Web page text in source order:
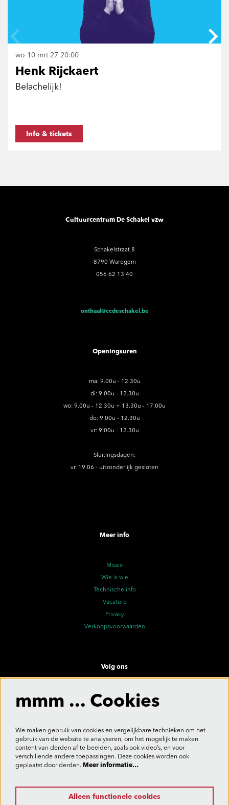
Henk Rijckaert
Belachelijk!
wo 10 mrt 27 20:00
Info & tickets
Cultuurcentrum De Schakel vzw
Schakelstraat 8
8790 Waregem
056 62 13 40
onthaal@ccdeschakel.be
Openingsuren
ma: 9.00u - 12.30u
di: 9.00u - 12.30u
wo: 9.00u - 12.30u + 13.30u - 17.00u
do: 9.00u - 12.30u
vr: 9.00u - 12.30u
Sluitingsdagen:
vr. 19.06 - uitzonderlijk gesloten
Meer info
Missie
Wie is wie
Technische info
Vacature
Privacy
Verkoopsvoorwaarden
Volg ons
Aanmelden
Deze site wordt beschermd door reCAPTCHA, dataverwerking gebeurt in overeenstemming met de
mmm ... Cookies
We maken gebruik van cookies en vergelijkbare technieken om het
gebruik van de website te analyseren, om het mogelijk te maken
content van derden af te beelden, zoals ook video’s, en voor
verschillende andere toepassingen. Deze cookies worden ook
geplaatst door derden. Meer informatie…
Alleen functionele cookies